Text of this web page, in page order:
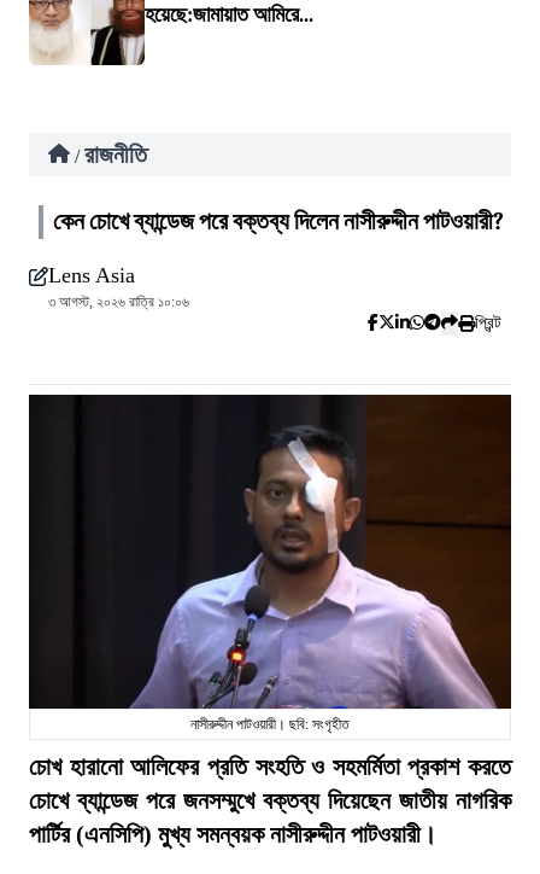
হয়েছে:জামায়াত আমিরে...
/ রাজনীতি
কেন চোখে ব্যান্ডেজ পরে বক্তব্য দিলেন নাসীরুদ্দীন পাটওয়ারী?
Lens Asia
৩ আগস্ট, ২০২৬ রাত্রি ১০:০৬
প্রিন্ট
নাসীরুদ্দীন পাটওয়ারী। ছবি: সংগৃহীত
চোখ হারানো আলিফের প্রতি সংহতি ও সহমর্মিতা প্রকাশ করতে
চোখে ব্যান্ডেজ পরে জনসম্মুখে বক্তব্য দিয়েছেন জাতীয় নাগরিক
পার্টির (এনসিপি) মুখ্য সমন্বয়ক নাসীরুদ্দীন পাটওয়ারী।